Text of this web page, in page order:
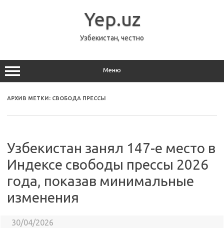
Yep.uz
Узбекистан, честно
Меню
АРХИВ МЕТКИ: СВОБОДА ПРЕССЫ
Узбекистан занял 147-е место в
Индексе свободы прессы 2026
года, показав минимальные
изменения
30/04/2026